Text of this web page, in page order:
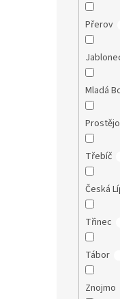
Přerov
Mladá
Třebíč
Česká
Třinec
Tábor
Znojmo